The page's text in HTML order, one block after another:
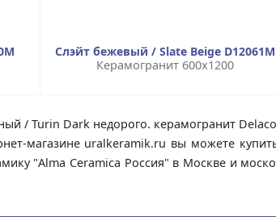
Слэйт бежевый / Slate Beige D12061M
Керамогранит 600x1200
/ Turin Dark недорого. керамогранит
магазине uralkeramik.ru вы можете
"Alma Ceramica Россия" в Москве и